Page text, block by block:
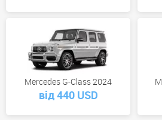
Mercedes G-Class 2024
від 440 USD